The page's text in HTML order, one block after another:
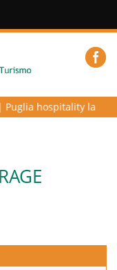
Puglia hospitality lab –